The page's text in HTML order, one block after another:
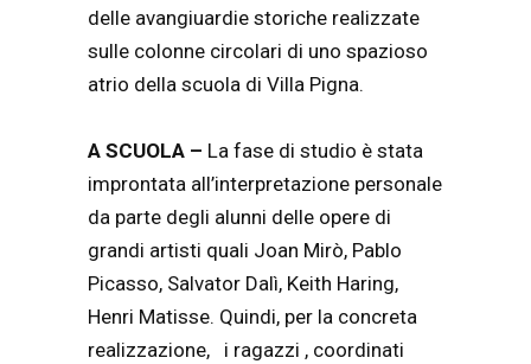
delle avangiuardie storiche realizzate
sulle colonne circolari di uno spazioso
atrio della scuola di Villa Pigna.
A SCUOLA – La fase di studio è stata
improntata all’interpretazione personale
da parte degli alunni delle opere di
grandi artisti quali Joan Mirò, Pablo
Picasso, Salvator Dalì, Keith Haring,
Henri Matisse. Quindi, per la concreta
realizzazione, i ragazzi , coordinati